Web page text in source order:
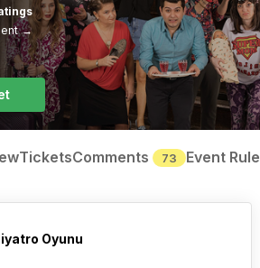
→
TicketsComments 73 Event
Oyunu